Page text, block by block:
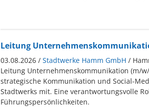
Leitung
03.08.2026 / Stadtwerke Hamm GmbH /
Leitung Unternehmenskommunikation (m/
strategische Kommunikation und Social-
Stadtwerks mit. Eine verantwortungsvolle
Führungspersönlichkeiten.